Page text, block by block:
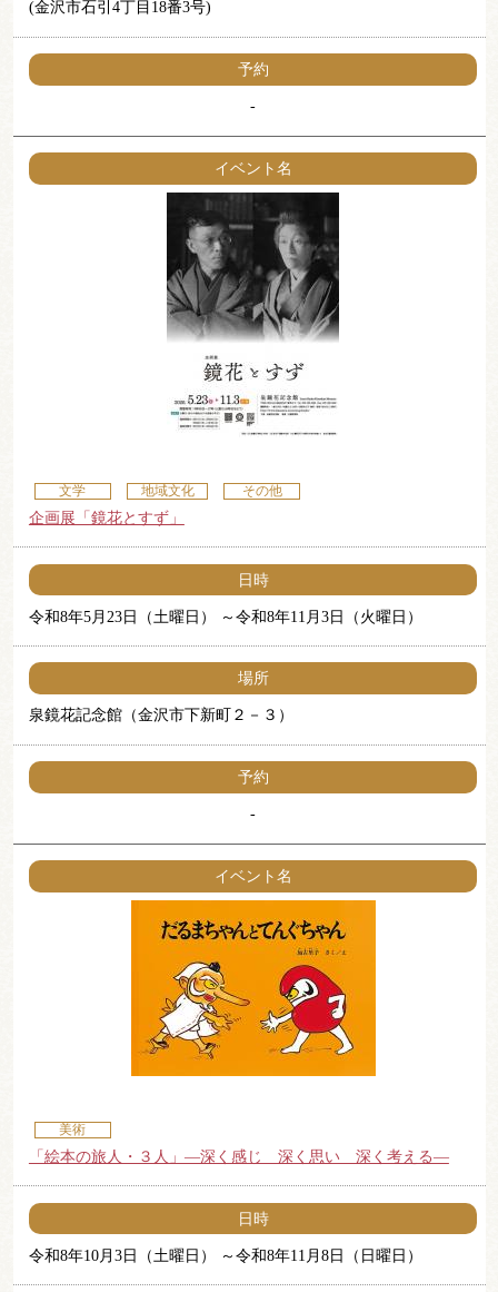
(金沢市石引4丁目18番3号)
予約
-
イベント名
文学 地域文化 その他
企画展「鏡花とすず」
日時
令和8年5月23日（土曜日） 令和8年11月3日（火曜日）
場所
泉鏡花記念館（金沢市下新町２－３）
予約
-
イベント名
美術
「絵本の旅人・３人」―深く感じ 深く思い 深く考える―
日時
令和8年10月3日（土曜日） 令和8年11月8日（日曜日）